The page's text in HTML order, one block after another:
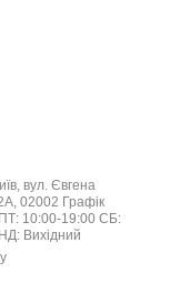
вул. Євгена
Графік
10:00-19:00 СБ:
Вихідний